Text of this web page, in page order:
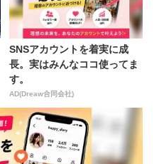
SNSアカウントを着実に成
長。実はみんなココ使ってま
す。
AD(Dreaw合同会社)